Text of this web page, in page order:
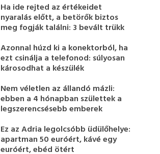
Ha ide rejted az értékeidet
nyaralás előtt, a betörők biztos
meg fogják találni: 3 bevált trükk
Azonnal húzd ki a konektorból, ha
ezt csinálja a telefonod: súlyosan
károsodhat a készülék
Nem véletlen az állandó mázli:
ebben a 4 hónapban születtek a
legszerencsésebb emberek
Ez az Adria legolcsóbb üdülőhelye:
apartman 50 euróért, kávé egy
euróért, ebéd ötért